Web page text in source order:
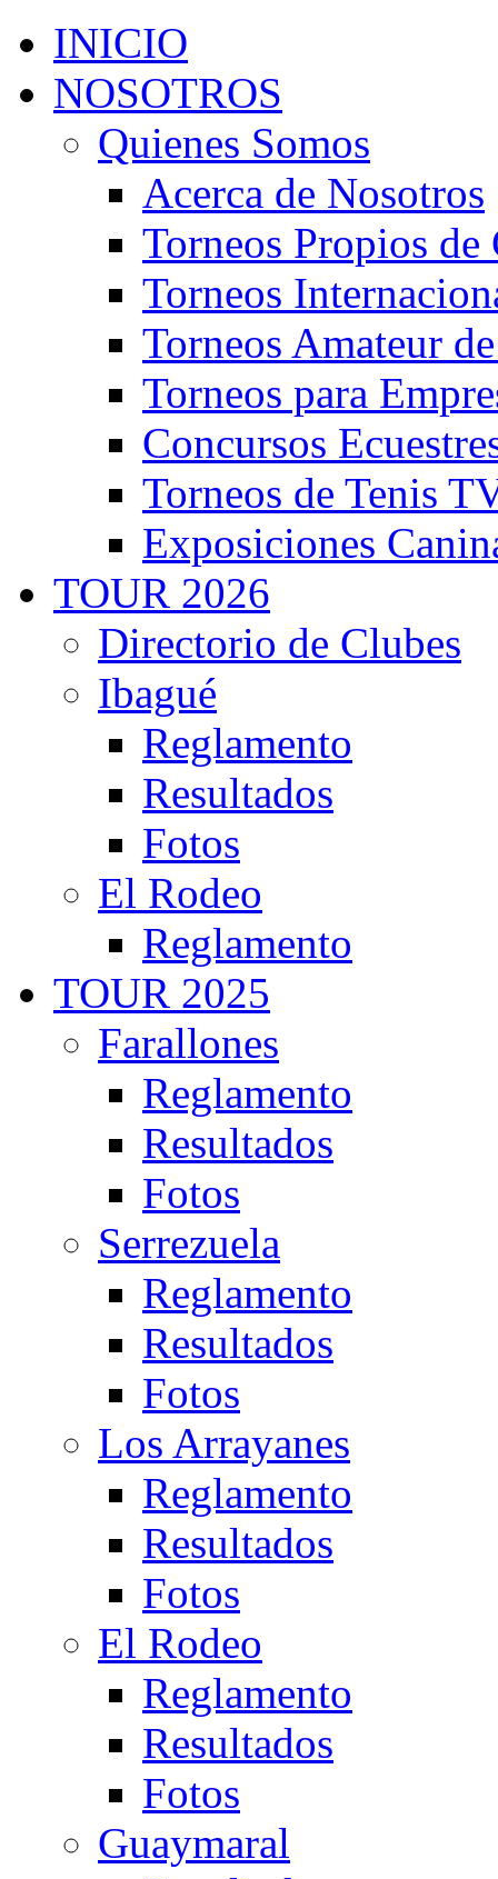
INICIO
NOSOTROS
Quienes Somos
Acerca de Nosotros
Torneos Propios
Torneos
Torneos Amateur
Torneos para
Concursos
Torneos de Tenis
Exposiciones
TOUR 2026
Directorio de Clubes
Ibagué
Reglamento
Resultados
Fotos
El Rodeo
Reglamento
TOUR 2025
Farallones
Reglamento
Resultados
Fotos
Serrezuela
Reglamento
Resultados
Fotos
Los Arrayanes
Reglamento
Resultados
Fotos
El Rodeo
Reglamento
Resultados
Fotos
Guaymaral